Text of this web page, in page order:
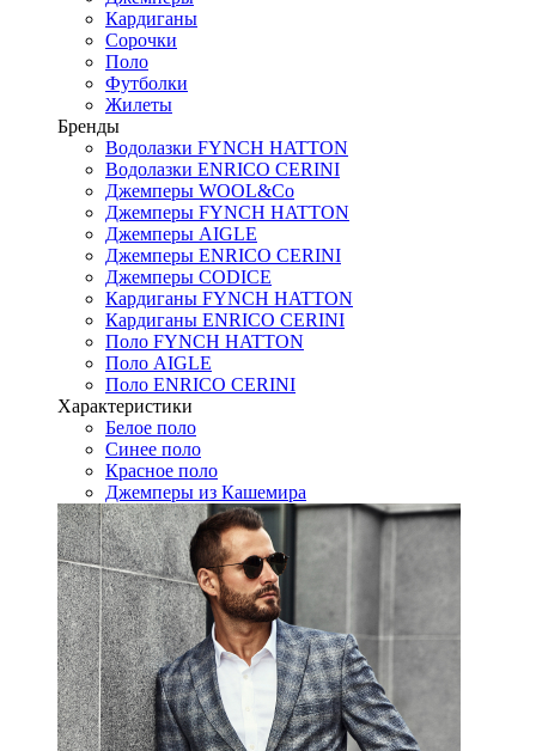
Кардиганы
Сорочки
Поло
Футболки
Жилеты
Бренды
Водолазки FYNCH HATTON
Водолазки ENRICO CERINI
Джемперы WOOL&Co
Джемперы FYNCH HATTON
Джемперы AIGLE
Джемперы ENRICO CERINI
Джемперы CODICE
Кардиганы FYNCH HATTON
Кардиганы ENRICO CERINI
Поло FYNCH HATTON
Поло AIGLE
Поло ENRICO CERINI
Характеристики
Белое поло
Синее поло
Красное поло
Джемперы из Кашемира